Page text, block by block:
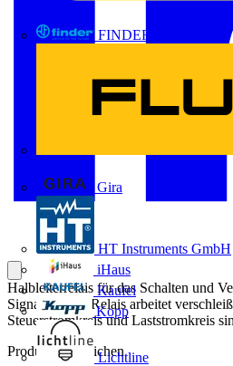
FINDER
Gira
HT Instruments GmbH
iHaus
Kaufel
Kopp
Lichtline
Halbleiterrelais für das Schalten und
Signalen. Das Relais arbeitet
Steuerstromkreis und Laststromkreis
Produktkennzeichen